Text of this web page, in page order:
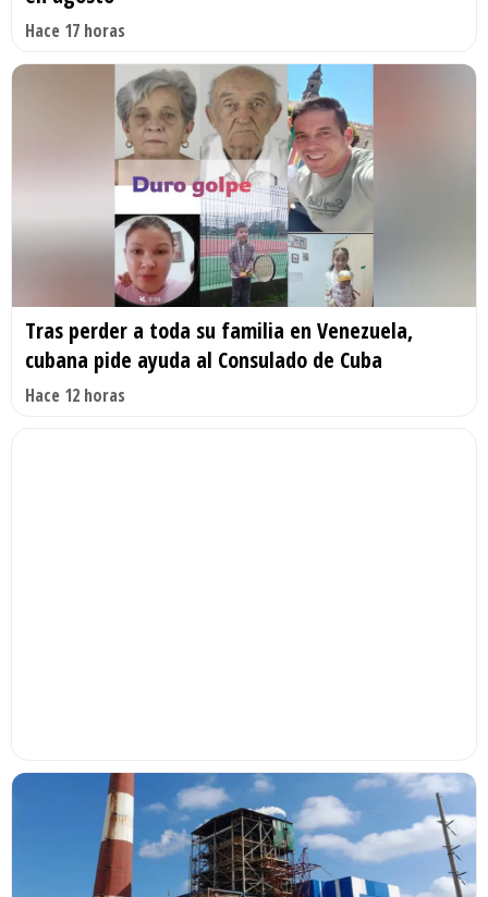
Hace 17 horas
Tras perder a toda su familia en Venezuela,
cubana pide ayuda al Consulado de Cuba
Hace 12 horas